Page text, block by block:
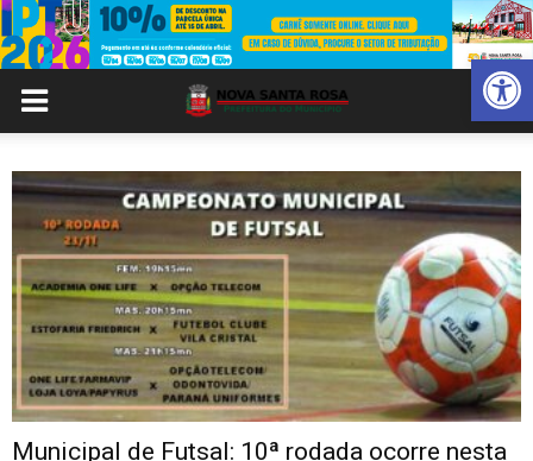
Abrir
Municipal de Futsal: 10ª rodada ocorre nesta